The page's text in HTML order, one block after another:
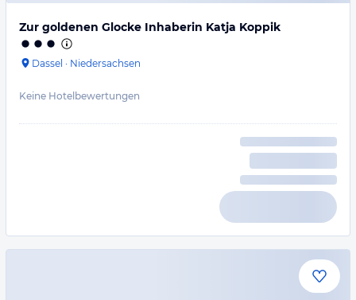
Zur goldenen Glocke Inhaberin Katja Koppik
Dassel · Niedersachsen
Keine Hotelbewertungen